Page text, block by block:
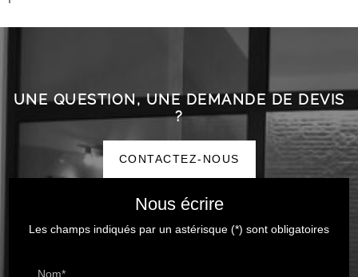
UNE QUESTION, UNE DEMANDE DE DEVIS
?
CONTACTEZ-NOUS
Nous écrire
Les champs indiqués par un astérisque (*) sont obligatoires
Nom*